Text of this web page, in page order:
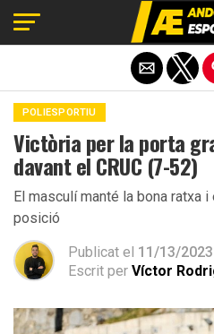
POLIESPORTIU
Victòria per la porta
davant el CRUC (7-52)
El masculí manté la bona ratxa
posició
Publicat el 11/13/
Escrit per Víctor
Exit